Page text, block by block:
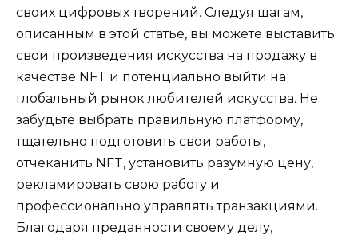
своих цифровых творений. Следуя шагам,
описанным в этой статье, вы можете выставить
свои произведения искусства на продажу в
качестве NFT и потенциально выйти на
глобальный рынок любителей искусства. Не
забудьте выбрать правильную платформу,
тщательно подготовить свои работы,
отчеканить NFT, установить разумную цену,
рекламировать свою работу и
профессионально управлять транзакциями.
Благодаря преданности своему делу,